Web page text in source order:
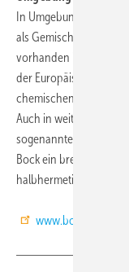
In
als Gemisch aus Luft
vorhanden ist, gelten
der Europäischen
chemischen Industrie,
Auch in weiten Teilen
sogenannte ATEX-
Bock ein breites
halbhermetischen
www.bock.de